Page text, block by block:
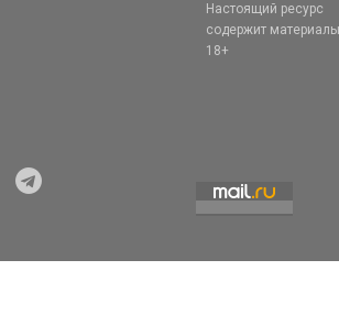
Настоящий ресурс
содержит
18+